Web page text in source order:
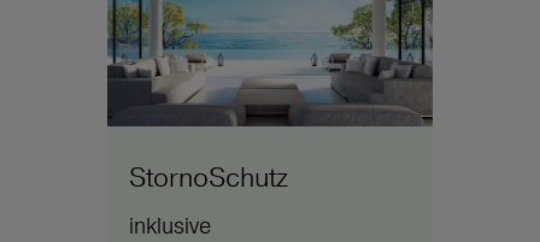
StornoSchutz
inklusive